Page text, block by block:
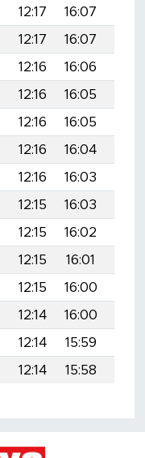
12:17 16:07
12:17 16:07
12:16 16:06
12:16 16:05
12:16 16:05
12:16 16:04
12:16 16:03
12:15 16:03
12:15 16:02
12:15 16:01
12:15 16:00
12:14 16:00
12:14 15:59
12:14 15:58